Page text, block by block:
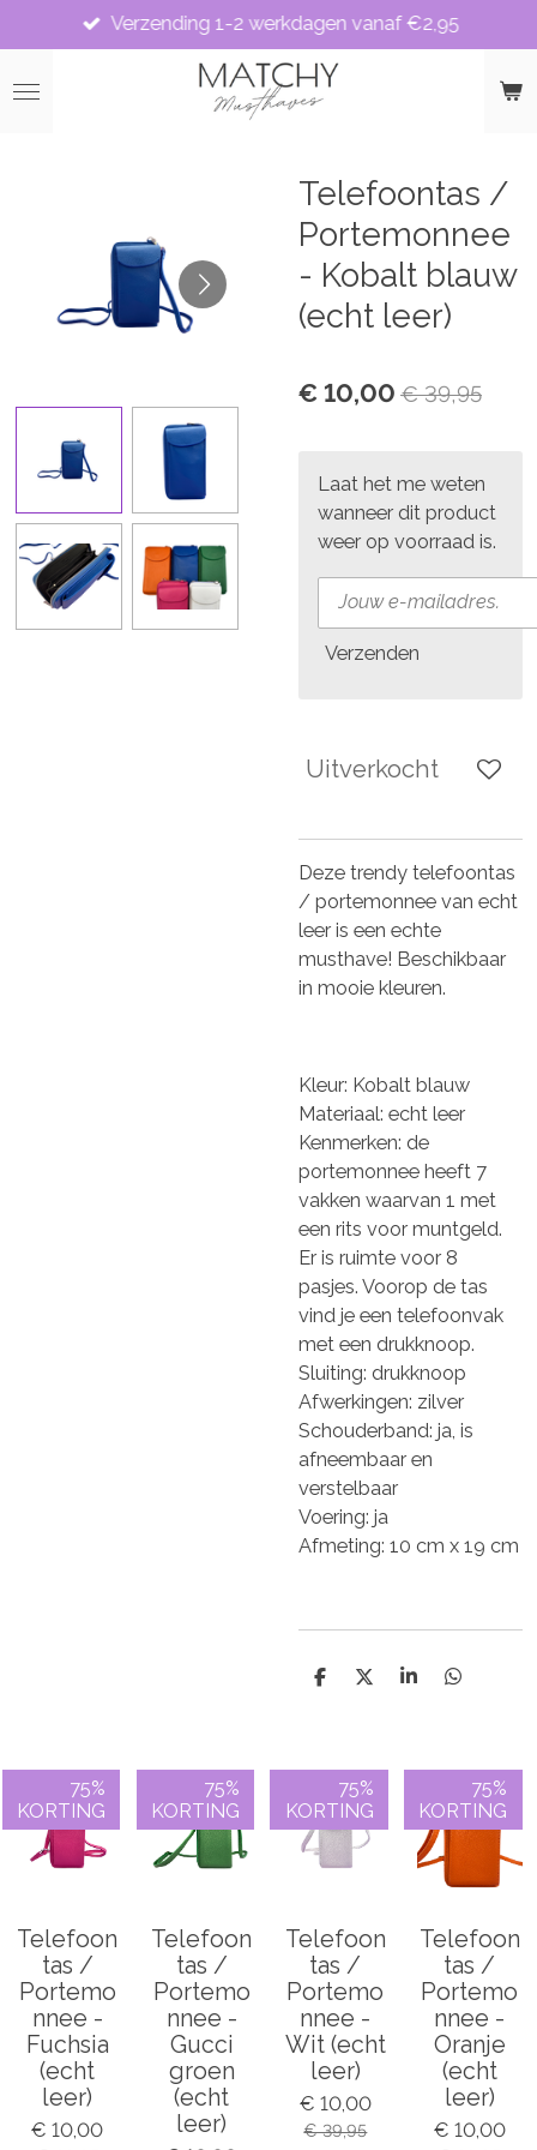
direct
naar
Verzending 1-2 werkdagen vanaf €2,95
Telefoontas /
Portemonnee
- Kobalt blauw
(echt leer)
€ 10,00 € 39,95
Laat het me weten
wanneer dit product
weer op voorraad is.
Verzenden
Uitverkocht
Deze trendy telefoontas
/ portemonnee van echt
leer is een echte
musthave! Beschikbaar
in mooie kleuren.
Kleur: Kobalt blauw
Materiaal: echt leer
Kenmerken: de
portemonnee heeft 7
vakken waarvan 1 met
een rits voor muntgeld.
Er is ruimte voor 8
pasjes. Voorop de tas
vind je een telefoonvak
met een drukknoop.
Sluiting: drukknoop
Afwerkingen: zilver
Schouderband: ja, is
afneembaar en
verstelbaar
Voering: ja
Afmeting: 10 cm x 19 cm
D
n
D
S
e
D
n
75%
KORTING
Telefoon
tas /
Portemo
nnee -
Fuchsia
(echt
leer)
€ 10,00
75%
KORTING
Telefoon
tas /
Portemo
nnee -
Gucci
groen
(echt
leer)
75%
KORTING
Telefoon
tas /
Portemo
nnee -
Wit (echt
leer)
€ 10,00
€ 39,95
75%
KORTING
Telefoon
tas /
Portemo
nnee -
Oranje
(echt
leer)
€ 10,00